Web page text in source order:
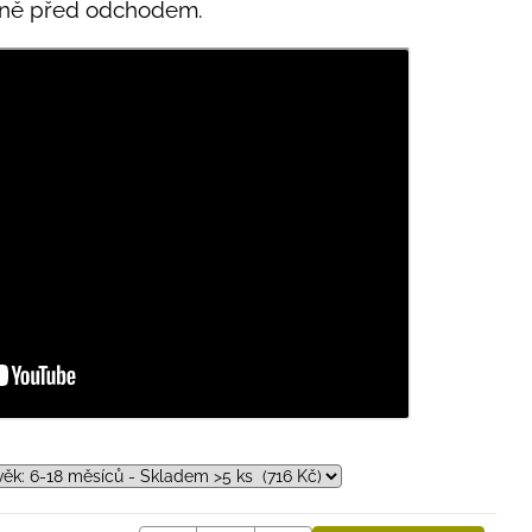
před odchodem.